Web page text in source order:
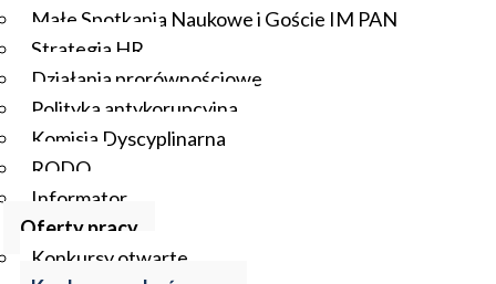
Małe Spotkania Naukowe i Goście IM PAN
Strategia HR
Działania prorównościowe
Polityka antykorupcyjna
Komisja Dyscyplinarna
RODO
Informator
Oferty pracy
Konkursy otwarte